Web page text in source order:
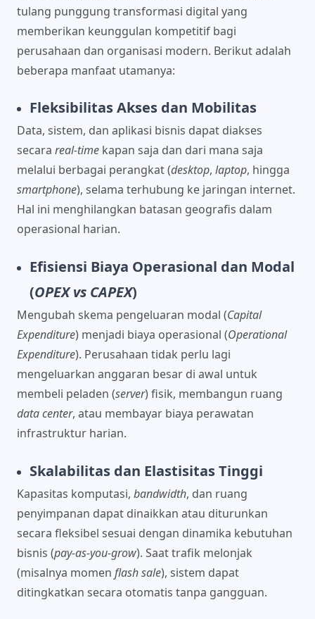
tulang punggung transformasi digital yang
memberikan keunggulan kompetitif bagi
perusahaan dan organisasi modern. Berikut adalah
beberapa manfaat utamanya:
Fleksibilitas Akses dan Mobilitas
Data, sistem, dan aplikasi bisnis dapat diakses
secara real-time kapan saja dan dari mana saja
melalui berbagai perangkat (desktop, laptop, hingga
smartphone), selama terhubung ke jaringan internet.
Hal ini menghilangkan batasan geografis dalam
operasional harian.
Efisiensi Biaya Operasional dan Modal
(OPEX vs CAPEX)
Mengubah skema pengeluaran modal (Capital
Expenditure) menjadi biaya operasional (Operational
Expenditure). Perusahaan tidak perlu lagi
mengeluarkan anggaran besar di awal untuk
membeli peladen (server) fisik, membangun ruang
data center, atau membayar biaya perawatan
infrastruktur harian.
Skalabilitas dan Elastisitas Tinggi
Kapasitas komputasi, bandwidth, dan ruang
penyimpanan dapat dinaikkan atau diturunkan
secara fleksibel sesuai dengan dinamika kebutuhan
bisnis (pay-as-you-grow). Saat trafik melonjak
(misalnya momen flash sale), sistem dapat
ditingkatkan secara otomatis tanpa gangguan.